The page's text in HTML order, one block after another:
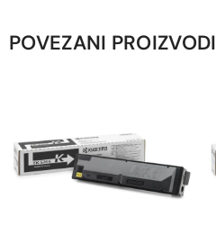
POVEZANI PROIZVODI